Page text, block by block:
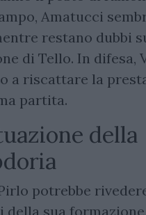
Amatucci
restano dubbi
di Tello. In difesa,
a riscattare la
partita.
della
potrebbe
della sua formazione,